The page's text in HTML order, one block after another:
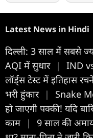
Latest News in Hindi
दिल्ली: 3 साल में सबसे
AQI में सुधार |
IND
लॉर्ड्स टेस्ट में इतिहास
भरी हुंकार |
Snake
हो जाएगी पक्की! यदि
काम
|
9 साल की